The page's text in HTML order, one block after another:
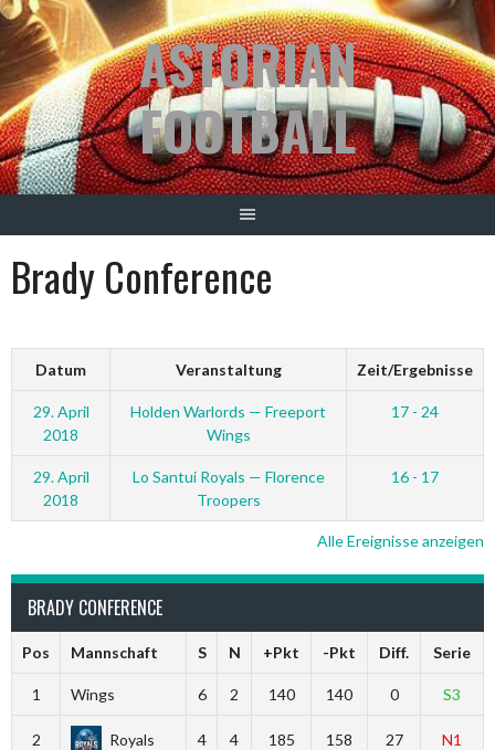
Springe
zum
Inhalt
ASTORIAN
FOOTBALL
Brady Conference
Datum Veranstaltung Zeit/Ergebnisse
29. April
2018
Holden Warlords — Freeport
Wings
17 - 24
29. April
2018
Lo Santui Royals — Florence
Troopers
16 - 17
Alle Ereignisse anzeigen
BRADY CONFERENCE
Pos Mannschaft S N +Pkt -Pkt Diff. Serie
1 Wings 6 2 140 140 0 S3
2 Royals 4 4 185 158 27 N1